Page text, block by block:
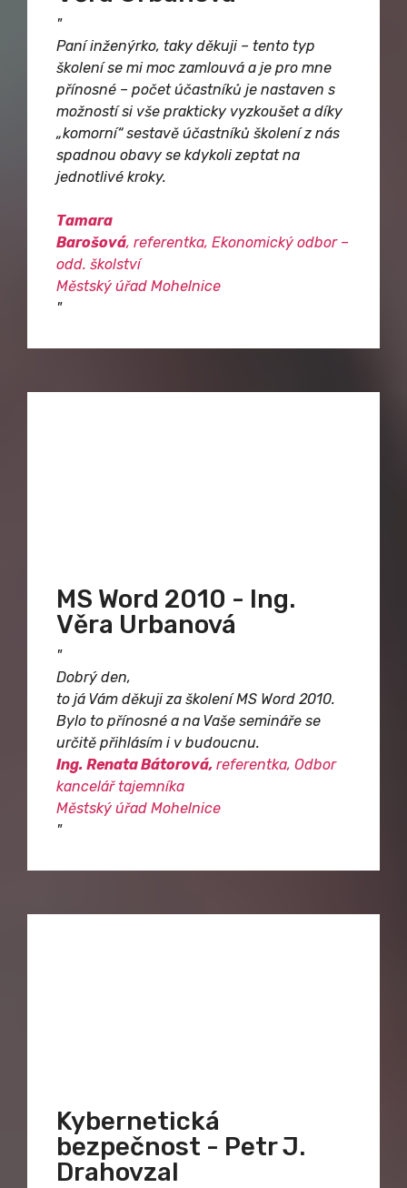
"
Paní inženýrko, taky děkuji – tento typ
školení se mi moc zamlouvá a je pro mne
přínosné – počet účastníků je nastaven s
možností si vše prakticky vyzkoušet a díky
„komorní“ sestavě účastníků školení z nás
spadnou obavy se kdykoli zeptat na
jednotlivé kroky.
Tamara
Barošová, referentka, Ekonomický odbor –
odd. školství
Městský úřad Mohelnice
"
MS Word 2010 - Ing.
Věra Urbanová
"
Dobrý den,
to já Vám děkuji za školení MS Word 2010.
Bylo to přínosné a na Vaše semináře se
určitě přihlásím i v budoucnu.
Ing. Renata Bátorová, referentka, Odbor
kancelář tajemníka
Městský úřad Mohelnice
"
Kybernetická
bezpečnost - Petr J.
Drahovzal